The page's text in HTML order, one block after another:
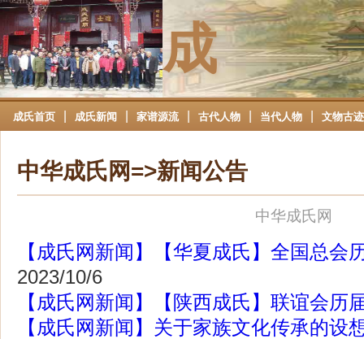
成
成氏首页 成氏新闻 家谱源流 古代人物 当代人物 文物古迹
中华成氏网=>新闻公告
中华成氏网
【成氏网新闻】【华夏成氏】全国总会
2023/10/6
【成氏网新闻】【陕西成氏】联谊会历
【成氏网新闻】关于家族文化传承的设